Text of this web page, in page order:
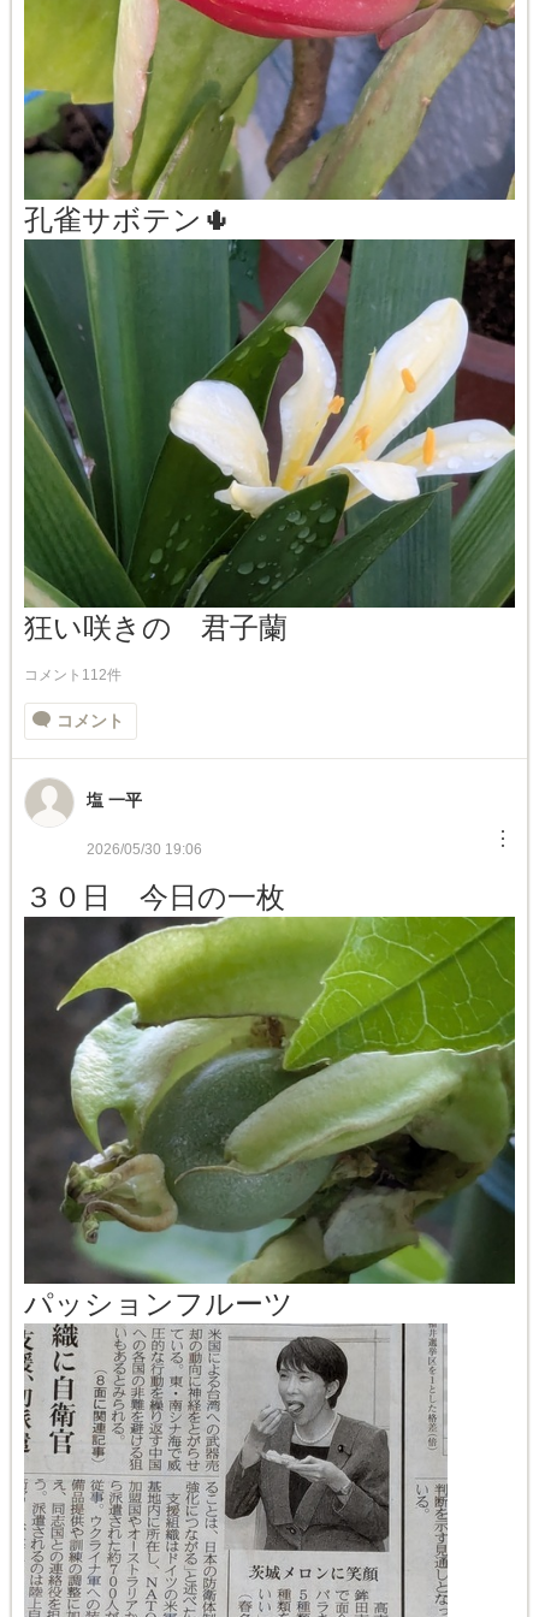
孔雀サボテン🌵
狂い咲きの 君子蘭
コメント112件
コメント
塩 一平
2026/05/30 19:06 ︙
３０日 今日の一枚
パッションフルーツ